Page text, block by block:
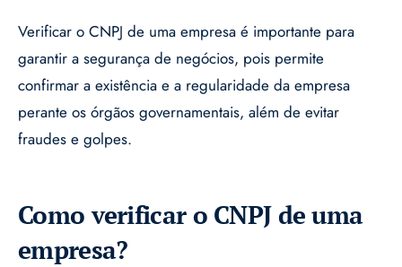
Verificar o CNPJ de uma empresa é importante para
garantir a segurança de negócios, pois permite
confirmar a existência e a regularidade da empresa
perante os órgãos governamentais, além de evitar
fraudes e golpes.
Como verificar o CNPJ de uma
empresa?